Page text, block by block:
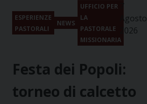
ESPERIENZE
PASTORALI
NEWS
UFFICIO PER
LA
PASTORALE
MISSIONARIA
7
Agosto
2026
Festa dei Popoli:
torneo di calcetto